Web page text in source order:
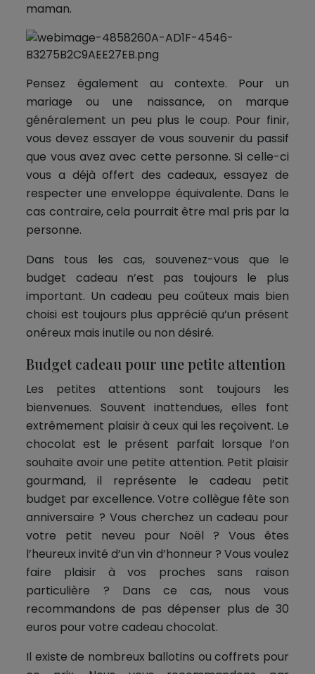
maman.
Pensez également au contexte. Pour un
mariage ou une naissance, on marque
généralement un peu plus le coup. Pour finir,
vous devez essayer de vous souvenir du passif
que vous avez avec cette personne. Si celle-ci
vous a déjà offert des cadeaux, essayez de
respecter une enveloppe équivalente. Dans le
cas contraire, cela pourrait être mal pris par la
personne.
Dans tous les cas, souvenez-vous que le
budget cadeau n’est pas toujours le plus
important. Un cadeau peu coûteux mais bien
choisi est toujours plus apprécié qu’un présent
onéreux mais inutile ou non désiré.
Budget cadeau pour une petite attention
Les petites attentions sont toujours les
bienvenues. Souvent inattendues, elles font
extrêmement plaisir à ceux qui les reçoivent. Le
chocolat est le présent parfait lorsque l’on
souhaite avoir une petite attention. Petit plaisir
gourmand, il représente le cadeau petit
budget par excellence. Votre collègue fête son
anniversaire ? Vous cherchez un cadeau pour
votre petit neveu pour Noël ? Vous êtes
l’heureux invité d’un vin d’honneur ? Vous voulez
faire plaisir à vos proches sans raison
particulière ? Dans ce cas, nous vous
recommandons de pas dépenser plus de 30
euros pour votre cadeau chocolat.
Il existe de nombreux ballotins ou coffrets pour